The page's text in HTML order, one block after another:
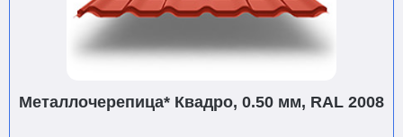
Металлочерепица* Квадро, 0.50 мм, RAL 2008